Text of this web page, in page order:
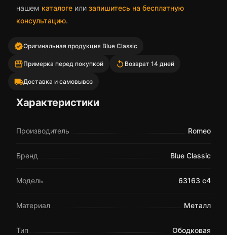
нашем каталоге или запишитесь на бесплатную
консультацию.
verifiedОригинальная продукция Blue Classic
storefrontПримерка перед покупкой replay Возврат 14 дней
local_shippingДоставка и самовывоз
Характеристики
Производитель Romeo
Бренд Blue Classic
Модель 63163 c4
Материал Металл
Тип Ободковая